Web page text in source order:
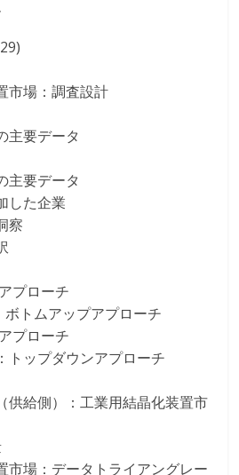
市場：調査設計
主要データ
主要データ
した企業
察
プローチ
トムアップアプローチ
プローチ
トップダウンアプローチ
供給側）：工業用結晶化装置市
市場：データトライアングレー